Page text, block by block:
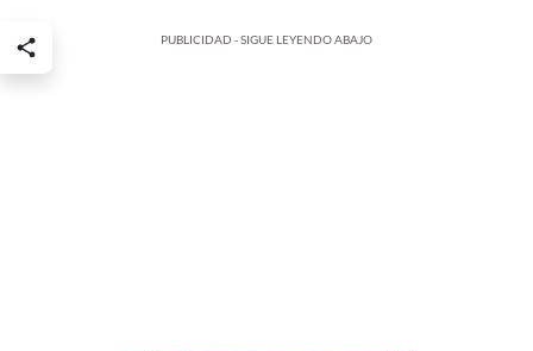
PUBLICIDAD - SIGUE LEYENDO ABAJO